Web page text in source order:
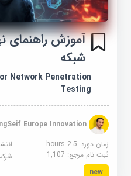
آموزش راهنمای
شبکه
Network Penetration
Testing
IngSeif Europe Innovation
زمان دوره: 2.5 hours
ثبت نام مرجع:1,107
new